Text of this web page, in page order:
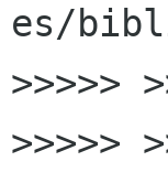
es/
>>>>>
>>>>>